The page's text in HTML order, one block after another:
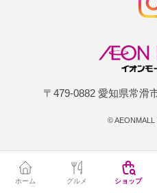
〒479-0882 愛知県常滑
©AEONMALL
ホーム グルメ ショップ